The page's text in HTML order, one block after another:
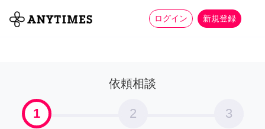
ログイン 新規登録
全て 家事 more_horiz
依頼相談
1 2 3